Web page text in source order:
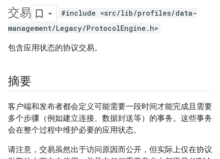
交易
#include <src/lib/profiles/data-
management/Legacy/ProtocolEngine.h>
包含应用状态的协议交易。
摘要
客户端和发布者都会定义可能需要一段时间才能完成且需要
多个步骤（例如建立连接、数据封送等）的事务。这些事务
会在整个过程中维护必要的应用状态。
请注意，交易虽然出于访问原因而公开，但实际上仅在协议